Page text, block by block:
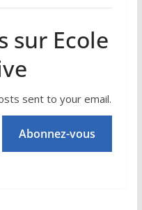
sur Ecole
sent to your email.
Abonnez-vous